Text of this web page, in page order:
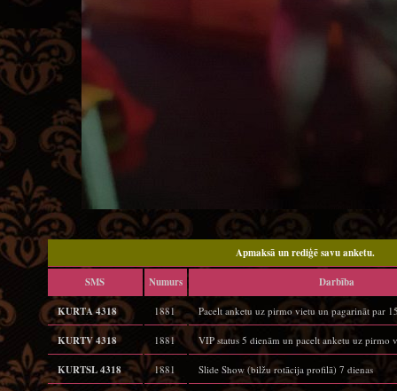
Apmaksā un rediģē savu anketu.
SMS Numurs Darbība
KURTA 4318 1881 Pacelt anketu uz pirmo vietu un pagarināt par
KURTV 4318 1881 VIP status 5 dienām un pacelt anketu uz pirmo
KURTSL 4318 1881 Slide Show (bilžu rotācija profilā) 7 dienas